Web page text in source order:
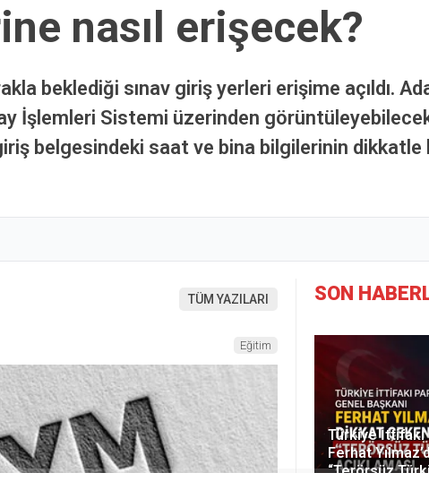
nasıl erişecek?
beklediği sınav giriş yerleri erişime açıldı.
İşlemleri Sistemi üzerinden
belgesindeki saat ve bina bilgilerinin
TÜM YAZILARI
Eğitim
SON
Türkiye İttifakı
Ferhat
“Terörsüz